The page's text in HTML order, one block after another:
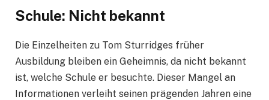
Schule: Nicht bekannt
Die Einzelheiten zu Tom Sturridges früher
Ausbildung bleiben ein Geheimnis, da nicht bekannt
ist, welche Schule er besuchte. Dieser Mangel an
Informationen verleiht seinen prägenden Jahren eine